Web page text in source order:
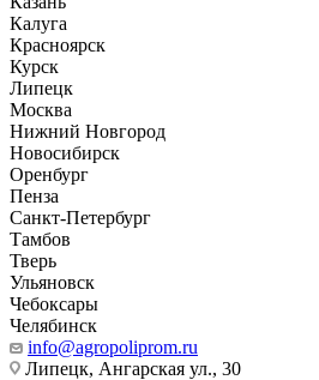
Калуга
Красноярск
Курск
Липецк
Москва
Нижний Новгород
Новосибирск
Оренбург
Пенза
Санкт-Петербург
Тамбов
Тверь
Ульяновск
Чебоксары
Челябинск
info@agropoliprom.ru
Липецк, Ангарская ул., 30